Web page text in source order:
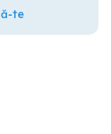
te